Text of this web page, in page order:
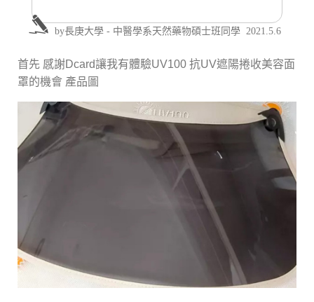
by長庚大學 - 中醫學系天然藥物碩士班同學 2021.5.6
首先 感謝Dcard讓我有體驗UV100 抗UV遮陽捲收美容面
罩的機會 產品圖